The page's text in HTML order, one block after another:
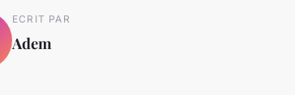
ECRIT PAR
Adem